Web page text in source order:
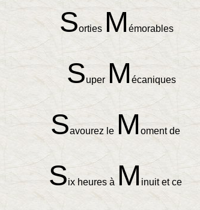
Sorties M émorables
Super M écaniques
Savourez le Moment de
Six heures à M inuit et ce